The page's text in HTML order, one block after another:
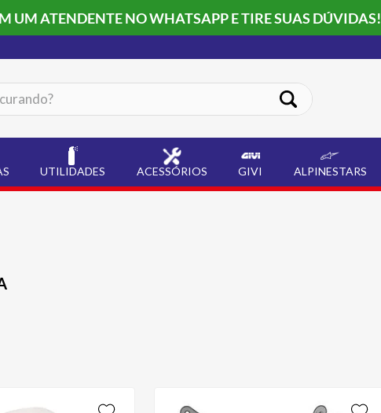
UM ATENDENTE NO WHATSAPP E TIRE SUAS DÚVIDAS!
UTILIDADES ACESSÓRIOS GIVI ALPINESTARS